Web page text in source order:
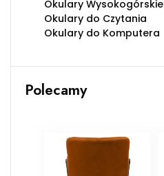
Okulary Wysokogórskie
Okulary do Czytania
Okulary do Komputera
Polecamy